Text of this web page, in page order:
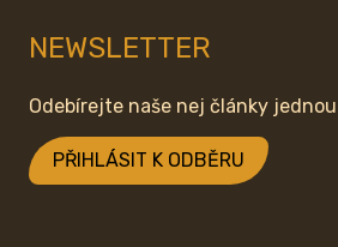
NEWSLETTER
Odebírejte naše nej články
PŘIHLÁSIT K ODBĚRU